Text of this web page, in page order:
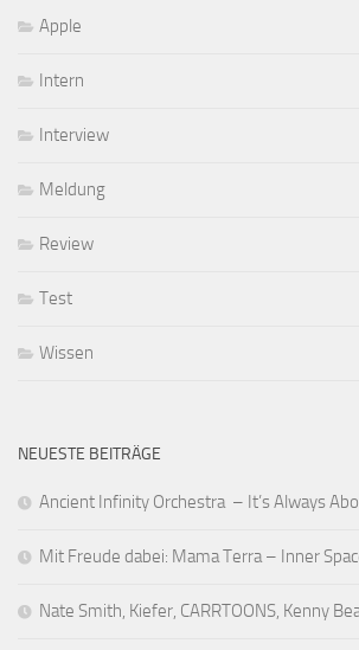
Apple
Intern
Interview
Meldung
Review
Test
Wissen
NEUESTE BEITRÄGE
Ancient Infinity Orchestra – It’s Always
Mit Freude dabei: Mama Terra – Inner
Nate Smith, Kiefer, CARRTOONS, Kenny